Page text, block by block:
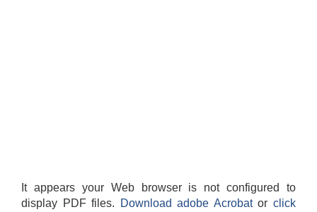
It appears your Web browser is not configured to
display PDF files.
Download adobe Acrobatorclick